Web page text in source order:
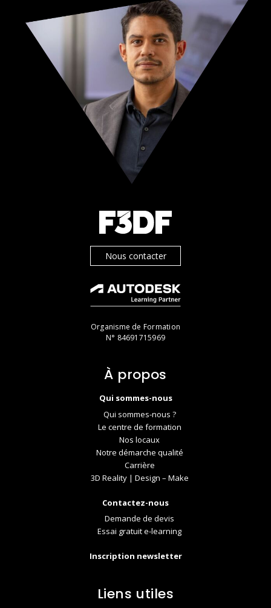
Nous contacter
Organisme de Formation
N° 84691715969
À propos
Qui sommes-nous
Qui sommes-nous ?
Le centre de formation
Nos locaux
Notre démarche qualité
Carrière
3D Reality | Design – Make
Contactez-nous
Demande de devis
Essai gratuit e-learning
Inscription newsletter
Liens utiles